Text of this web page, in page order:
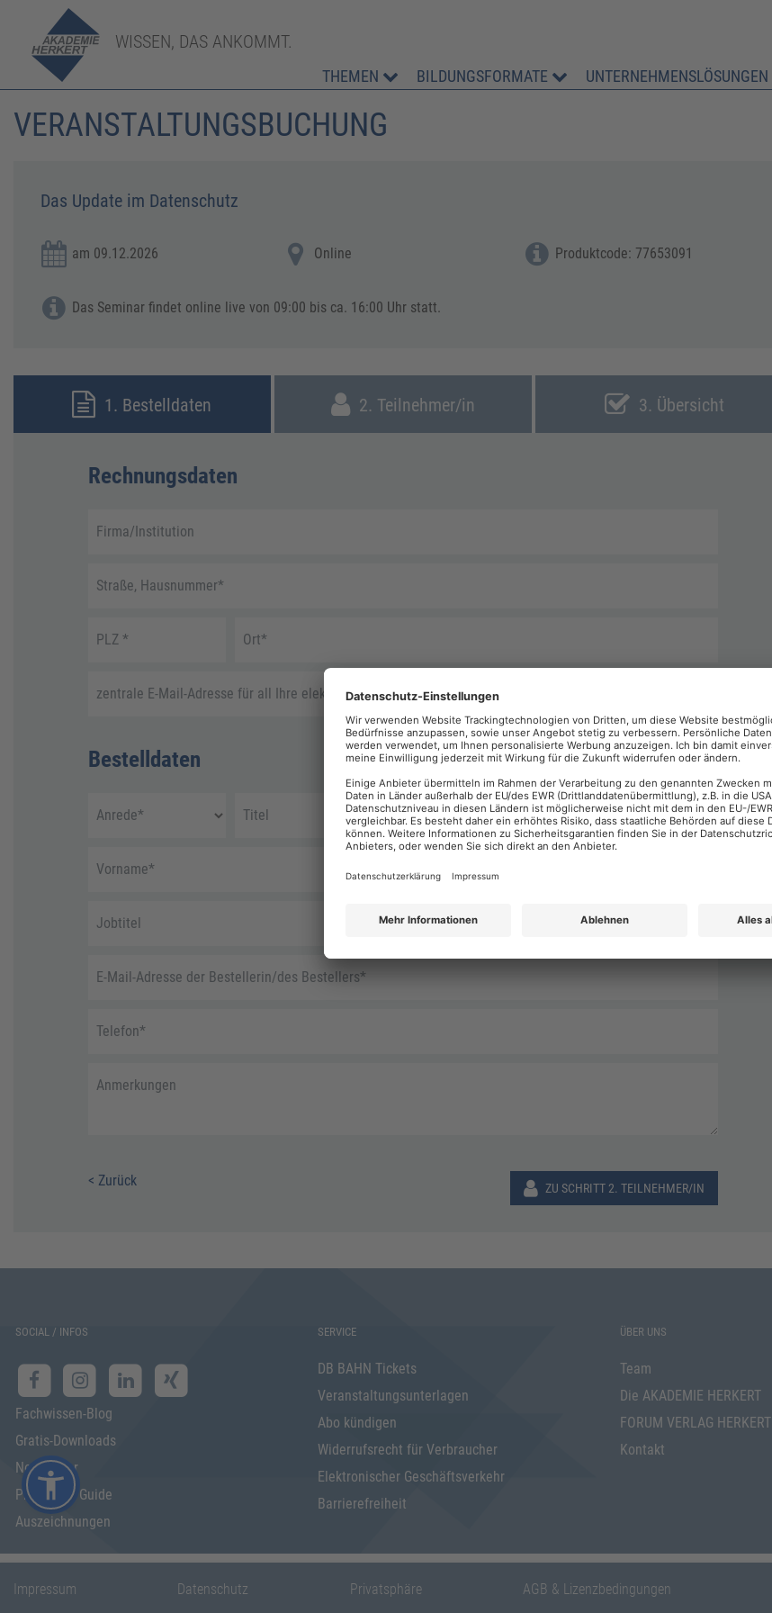
WISSEN, DAS ANKOMMT.
THEMEN BILDUNGSFORMATE UNTERNEHMENSLÖSUNGEN
VERANSTALTUNGSBUCHUNG
Das Update im Datenschutz
am 09.12.2026 Online Produktcode: 77653091
Das Seminar findet online live von 09:00 bis ca. 16:00 Uhr statt.
1. Bestelldaten 2. Teilnehmer/in 3. Übersicht
Rechnungsdaten
Firma/Institution
Straße, Hausnummer*
PLZ * Ort*
zentrale E-Mail-Adresse für all Ihre elektronische Rechnungen
Bestelldaten
Anrede* Titel
Vorname* Nachname
Jobtitel
E-Mail-Adresse der Bestellerin/des Bestellers*
Telefon*
Anmerkungen
< Zurück ZU SCHRITT 2. TEILNEHMER/IN
SOCIAL / INFOS
Fachwissen-Blog
Gratis-Downloads
Newsletter
Programm Guide
Auszeichnungen
SERVICE
DB BAHN Tickets
Veranstaltungsunterlagen
Abo kündigen
Widerrufsrecht für Verbraucher
Elektronischer Geschäftsverkehr
Barrierefreiheit
ÜBER UNS
Team
Die AKADEMIE HERKERT
FORUM VERLAG HERKERT
Kontakt
Impressum Datenschutz Privatsphäre AGB & Lizenzbedingungen